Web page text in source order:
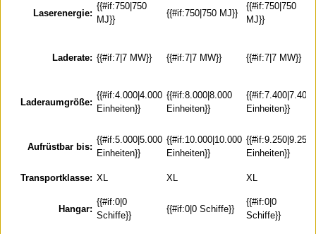
Laserenergie:
{{#if:750|750
MJ}}
{{#if:750|750 MJ}}
{{#if:750|750
MJ}}
Laderate: {{#if:7|7 MW}} {{#if:7|7 MW}} {{#if:7|7 MW}}
Laderaumgröße:
{{#if:4.000|4.000
Einheiten}}
{{#if:8.000|8.000
Einheiten}}
{{#if:7.400|7.400
Einheiten}}
Aufrüstbar bis:
{{#if:5.000|5.000
Einheiten}}
{{#if:10.000|10.000
Einheiten}}
{{#if:9.250|9.250
Einheiten}}
Transportklasse: XL XL XL
Hangar:
{{#if:0|0
Schiffe}}
{{#if:0|0 Schiffe}}
{{#if:0|0
Schiffe}}